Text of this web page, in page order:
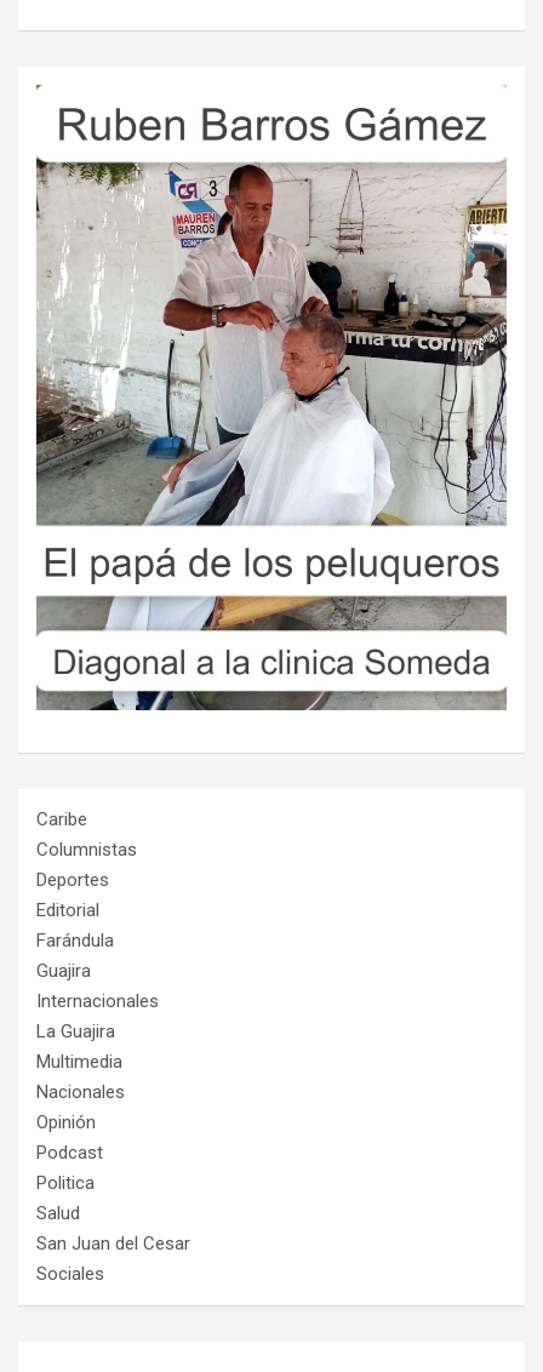
Caribe
Columnistas
Deportes
Editorial
Farándula
Guajira
Internacionales
La Guajira
Multimedia
Nacionales
Opinión
Podcast
Politica
Salud
San Juan del Cesar
Sociales